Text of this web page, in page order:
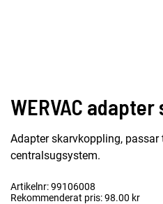
WERVAC
Adapter skarvkoppling, passar
centralsugsystem.
Artikelnr: 99106008
Rekommenderat pris: 98.00 kr